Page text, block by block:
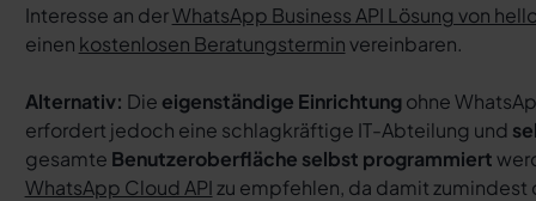
Interesse an derWhatsApp Business API Lösung von
einen kostenlosen Beratungstermin vereinbaren.
Alternativ: Die eigenständige Einrichtungohne
erfordert jedoch eine schlagkräftige IT-Abteilung und
gesamte Benutzeroberfläche selbst programmiert
WhatsApp Cloud API zu empfehlen, da damit